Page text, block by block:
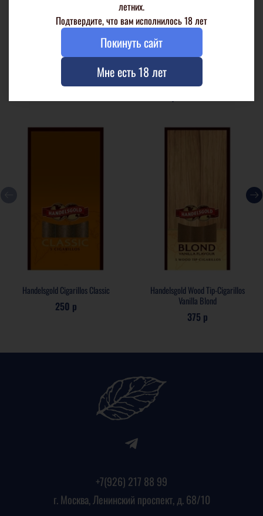
Вкусоароматический профиль
Handelsgold Cigarillos Classic
250 р
Handelsgold Wood Tip-Cigarillos
Vanilla Blond
375 р
+7(926) 217 88 99
г. Москва, Ленинский проспект, д. 68/10
летних.
Подтвердите, что вам исполнилось 18 лет
Покинуть сайт
Мне есть 18 лет